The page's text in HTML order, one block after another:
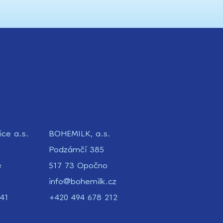
a.s. BOHEMILK, a.s.
Podzámčí 385
517 73 Opočno
info@bohemilk.cz
+420 494 678 212